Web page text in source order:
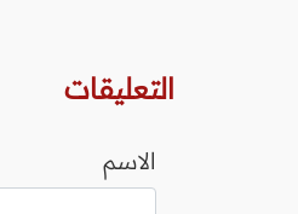
التعليقات
الاسم